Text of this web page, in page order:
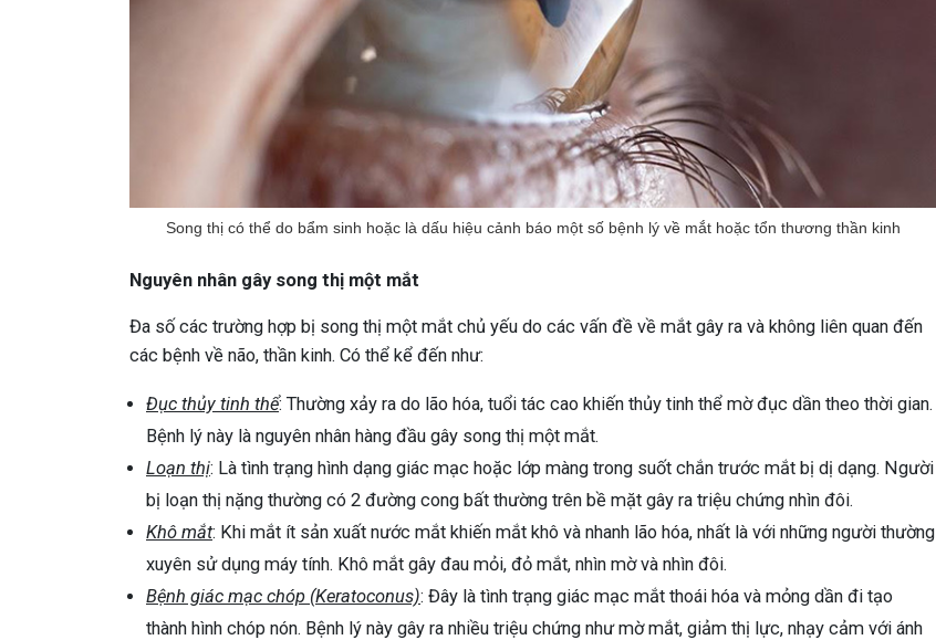
Song thị có thể do bẩm sinh hoặc là dấu hiệu cảnh báo một số bệnh lý về mắt hoặc tổn thương thần kinh
Nguyên nhân gây song thị một mắt
Đa số các trường hợp bị song thị một mắt chủ yếu do các vấn đề về mắt gây ra và không liên quan đến
các bệnh về não, thần kinh. Có thể kể đến như:
Đục thủy tinh thể: Thường xảy ra do lão hóa, tuổi tác cao khiến thủy tinh thể mờ đục dần theo thời gian.
Bệnh lý này là nguyên nhân hàng đầu gây song thị một mắt.
Loạn thị: Là tình trạng hình dạng giác mạc hoặc lớp màng trong suốt chắn trước mắt bị dị dạng. Người
bị loạn thị nặng thường có 2 đường cong bất thường trên bề mặt gây ra triệu chứng nhìn đôi.
Khô mắt: Khi mắt ít sản xuất nước mắt khiến mắt khô và nhanh lão hóa, nhất là với những người thường
xuyên sử dụng máy tính. Khô mắt gây đau mỏi, đỏ mắt, nhìn mờ và nhìn đôi.
Bệnh giác mạc chóp (Keratoconus): Đây là tình trạng giác mạc mắt thoái hóa và mỏng dần đi tạo
thành hình chóp nón. Bệnh lý này gây ra nhiều triệu chứng như mờ mắt, giảm thị lực, nhạy cảm với ánh